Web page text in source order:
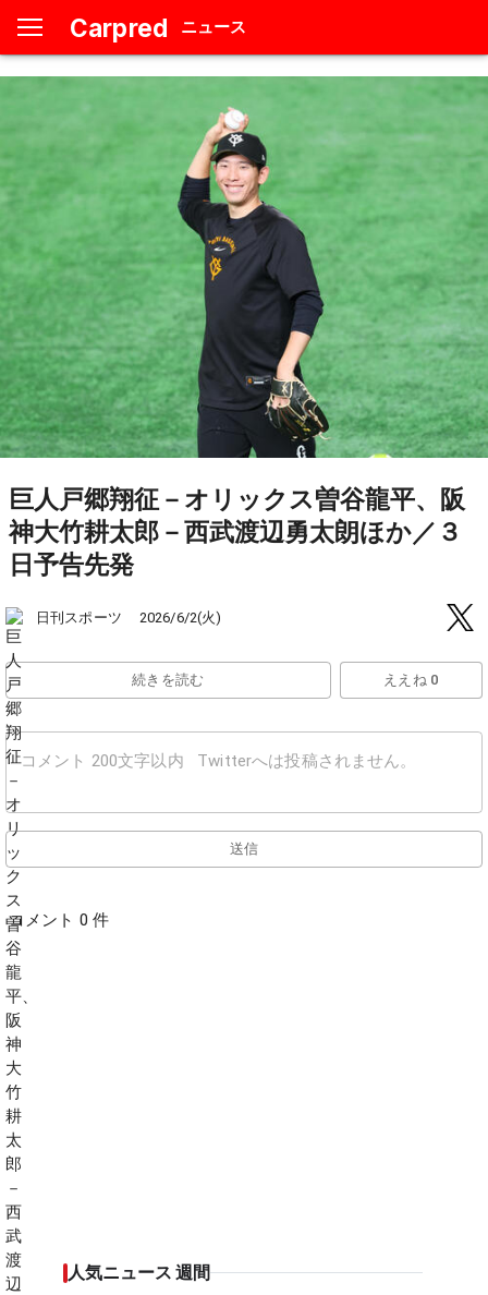
Carpred ニュース
巨人戸郷翔征－オリックス曽谷龍平、阪
神大竹耕太郎－西武渡辺勇太朗ほか／３
日予告先発
日刊スポーツ 2026/6/2(火)
続きを読む ええね 0
送信
コメント 0 件
人気ニュース 週間